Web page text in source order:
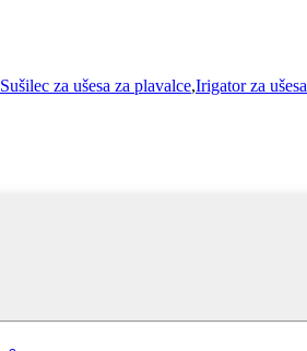
Sušilec za ušesa za plavalce,Irigator za ušesa